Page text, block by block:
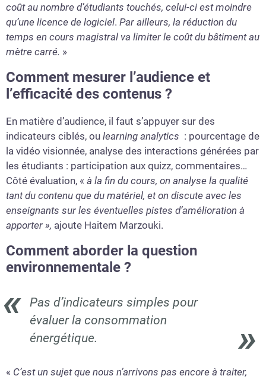
coût au nombre d’étudiants touchés, celui-ci est moindre
qu’une licence de logiciel. Par ailleurs, la réduction du
temps en cours magistral va limiter le coût du bâtiment au
mètre carré. »
Comment mesurer l’audience et
l’efficacité des contenus ?
En matière d’audience, il faut s’appuyer sur des
indicateurs ciblés, ou learning analytics : pourcentage de
la vidéo visionnée, analyse des interactions générées par
les étudiants : participation aux quizz, commentaires…
Côté évaluation, « à la fin du cours, on analyse la qualité
tant du contenu que du matériel, et on discute avec les
enseignants sur les éventuelles pistes d’amélioration à
apporter », ajoute Haitem Marzouki.
Comment aborder la question
environnementale ?
Pas d’indicateurs simples pour
évaluer la consommation
énergétique.
« C’est un sujet que nous n’arrivons pas encore à traiter,